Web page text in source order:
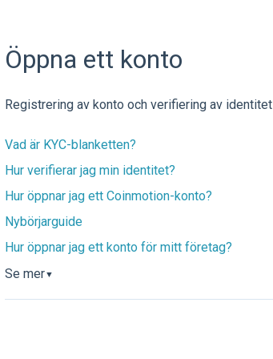
Öppna ett konto
Registrering av konto och verifiering av identitet
Vad är KYC-blanketten?
Hur verifierar jag min identitet?
Hur öppnar jag ett Coinmotion-konto?
Nybörjarguide
Hur öppnar jag ett konto för mitt företag?
Se mer▼